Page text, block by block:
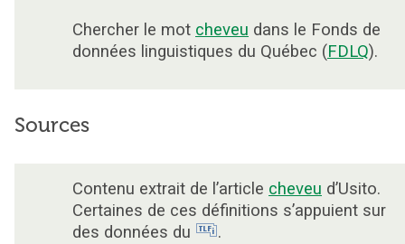
Chercher le mot cheveu dans le Fonds de
données linguistiques du Québec (FDLQ).
Sources
Contenu extrait de l’article cheveu d’Usito.
Certaines de ces définitions s’appuient sur
des données du
.